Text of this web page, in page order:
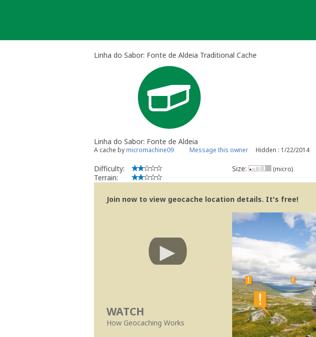
Linha do Sabor: Fonte de Aldeia Traditional Cache
Linha do Sabor: Fonte de Aldeia
A cache bymicromachine09 Message this owner Hidden : 1/22/2014
Difficulty:
Terrain:
Size: (micro)
Join now to view geocache location details. It's free!
WATCH
How Geocaching Works